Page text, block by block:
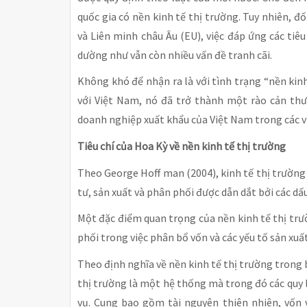
quốc gia có nền kinh tế thị trường. Tuy nhiên,
và Liên minh châu Âu (EU), việc đáp ứng các
dường như vẫn còn nhiều vấn đề tranh cãi.
Không khó để nhận ra là với tình trạng “nền
với Việt Nam, nó đã trở thành một rào cản
doanh nghiệp xuất khẩu của Việt Nam trong các
Tiêu chí của Hoa Kỳ về nền kinh tế thị trường
Theo George Hoff man (2004), kinh tế thị
tư, sản xuất và phân phối được dẫn dắt bởi các
Một đặc điểm quan trọng của nền kinh tế thị
phối trong việc phân bổ vốn và các yếu tố sản
Theo định nghĩa về nền kinh tế thị trường trong
thị trường là một hệ thống mà trong đó các quy
vụ. Cung bao gồm tài nguyên thiên nhiên,